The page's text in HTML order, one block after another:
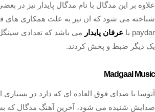
علاوه بر این مدگال با نام مدگال پایدار نیز در
paydar با
عرفان پایدار می باشد که تعدادی
یک دیگر ضبط و پخش کردند.
Madgaal Music
آتوسا با صدای فوق العاده ای که دارد در
صدایش شنیده می شود، آخرین آهنگ مدگال که